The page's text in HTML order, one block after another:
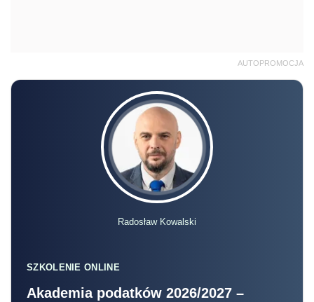
AUTOPROMOCJA
Radosław Kowalski
SZKOLENIE ONLINE
Akademia podatków 2026/2027 –